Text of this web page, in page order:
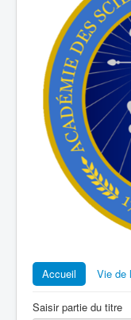
Accueil Vie de
Saisir partie du titre